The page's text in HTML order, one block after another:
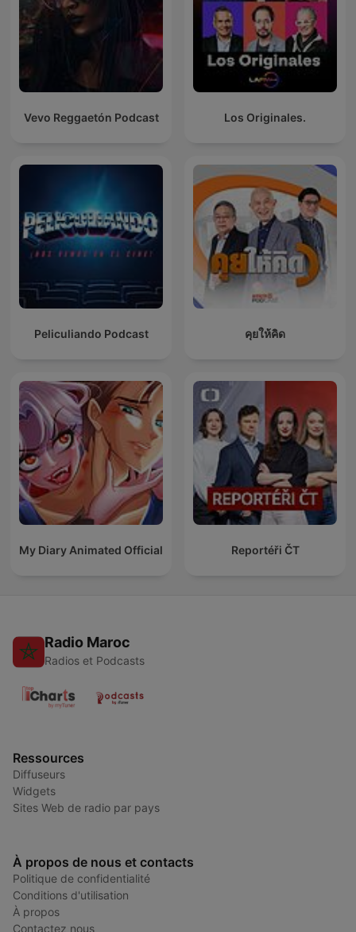
Vevo Reggaetón Podcast Los Originales.
Peliculiando Podcast คุยให้คิด
My Diary Animated Official Reportéři ČT
Radio Maroc
Radios et Podcasts
Ressources
Diffuseurs
Widgets
Sites Web de radio par pays
À propos de nous et contacts
Politique de confidentialité
Conditions d'utilisation
À propos
Contactez nous